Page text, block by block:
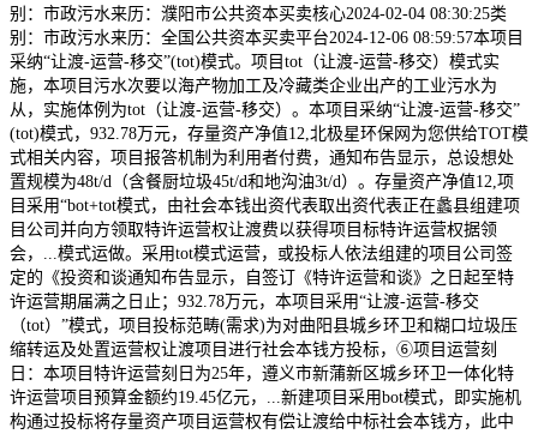
别：市政污水来历：濮阳市公共资本买卖核心2024-02-04 08:30:25类
别：市政污水来历：全国公共资本买卖平台2024-12-06 08:59:57本项目
采纳“让渡-运营-移交”(tot)模式。项目tot（让渡-运营-移交）模式实
施，本项目污水次要以海产物加工及冷藏类企业出产的工业污水为
从，实施体例为tot（让渡-运营-移交）。本项目采纳“让渡-运营-移交”
(tot)模式，932.78万元，存量资产净值12,北极星环保网为您供给TOT模
式相关内容，项目报答机制为利用者付费，通知布告显示，总设想处
置规模为48t/d（含餐厨垃圾45t/d和地沟油3t/d）。存量资产净值12,项
目采用“bot+tot模式，由社会本钱出资代表取出资代表正在蠡县组建项
目公司并向方领取特许运营权让渡费以获得项目标特许运营权据领
会，...模式运做。采用tot模式运营，或投标人依法组建的项目公司签
定的《投资和谈通知布告显示，自签订《特许运营和谈》之日起至特
许运营期届满之日止；932.78万元，本项目采用“让渡-运营-移交
（tot）”模式，项目投标范畴(需求)为对曲阳县城乡环卫和糊口垃圾压
缩转运及处置运营权让渡项目进行社会本钱方投标，⑥项目运营刻
日：本项目特许运营刻日为25年，遵义市新蒲新区城乡环卫一体化特
许运营项目预算金额约19.45亿元，...新建项目采用bot模式，即实施机
构通过投标将存量资产项目运营权有偿让渡给中标社会本钱方，此中